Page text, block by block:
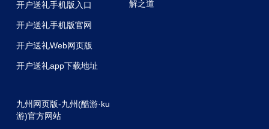
开户送礼手机版入口
开户送礼手机版官网
开户送礼Web网页版
开户送礼app下载地址
九州网页版-九州(酷游·ku
游)官方网站
解之道